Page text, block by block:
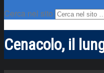
Cerca nel sito
Cenacolo, il